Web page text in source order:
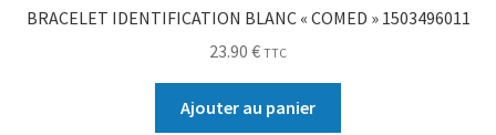
BRACELET IDENTIFICATION BLANC « COMED » 1503496011
23.90 € TTC
Ajouter au panier